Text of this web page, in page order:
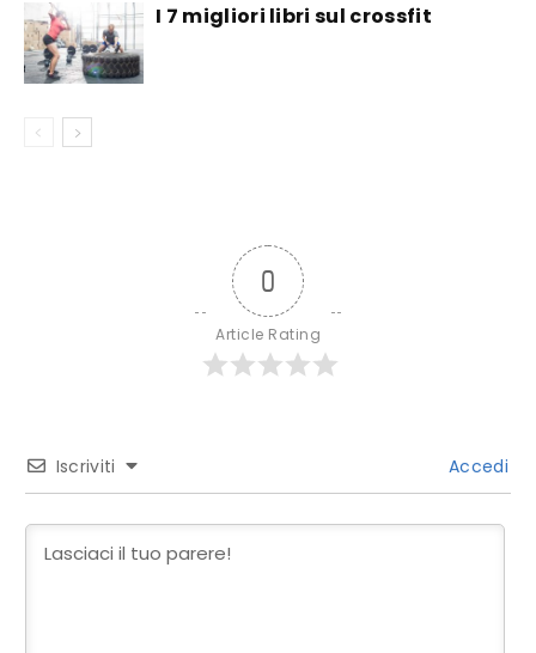
I 7 migliori libri sul crossfit
0
Article Rating
Iscriviti Accedi